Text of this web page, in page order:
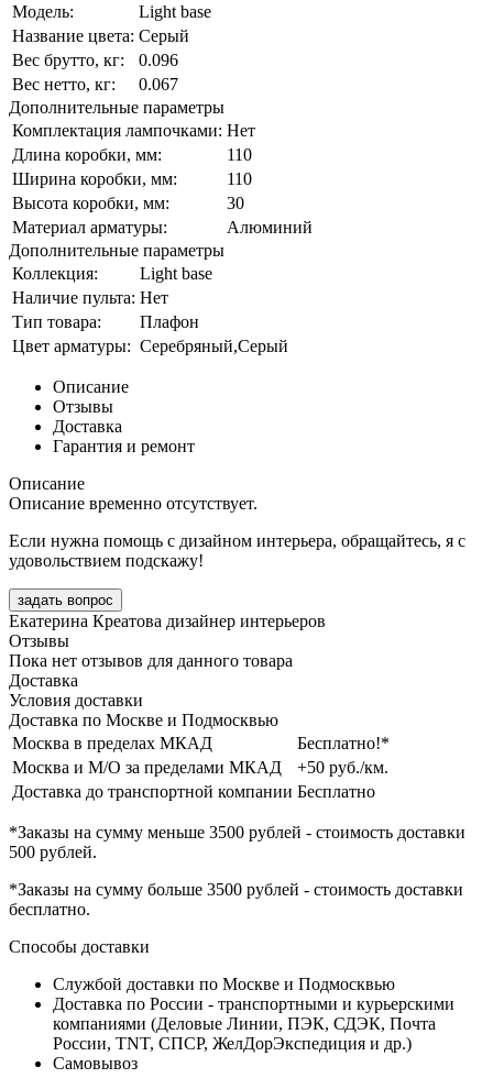
Модель:
Light base
Название цвета: Серый
Вес брутто, кг:
0.096
Вес нетто, кг:
0.067
Дополнительные параметры
Комплектация лампочками: Нет
Длина коробки, мм:
110
Ширина коробки, мм:
110
Высота коробки, мм:
30
Материал арматуры:
Алюминий
Дополнительные параметры
Коллекция:
Light base
Наличие пульта: Нет
Тип товара:
Плафон
Цвет арматуры: Серебряный,Серый
Описание
Отзывы
Доставка
Гарантия и ремонт
Описание
Описание временно отсутствует.
Если нужна помощь с дизайном интерьера, обращайтесь, я с
удовольствием подскажу!
задать вопрос
Екатерина Креатова дизайнер интерьеров
Отзывы
Пока нет отзывов для данного товара
Доставка
Условия доставки
Доставка по Москве и Подмосквью
Москва в пределах МКАД
Бесплатно!*
Москва и М/О за пределами МКАД
+50 руб./км.
Доставка до транспортной компании Бесплатно
*Заказы на сумму меньше 3500 рублей - стоимость доставки
500 рублей.
*Заказы на сумму больше 3500 рублей - стоимость доставки
бесплатно.
Способы доставки
Службой доставки по Москве и Подмосквью
Доставка по России - транспортными и курьерскими
компаниями (Деловые Линии, ПЭК, СДЭК, Почта
России, TNT, СПСР, ЖелДорЭкспедиция и др.)
Самовывоз